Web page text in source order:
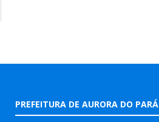
PREFEITURA DE AURORA DO PARÁ